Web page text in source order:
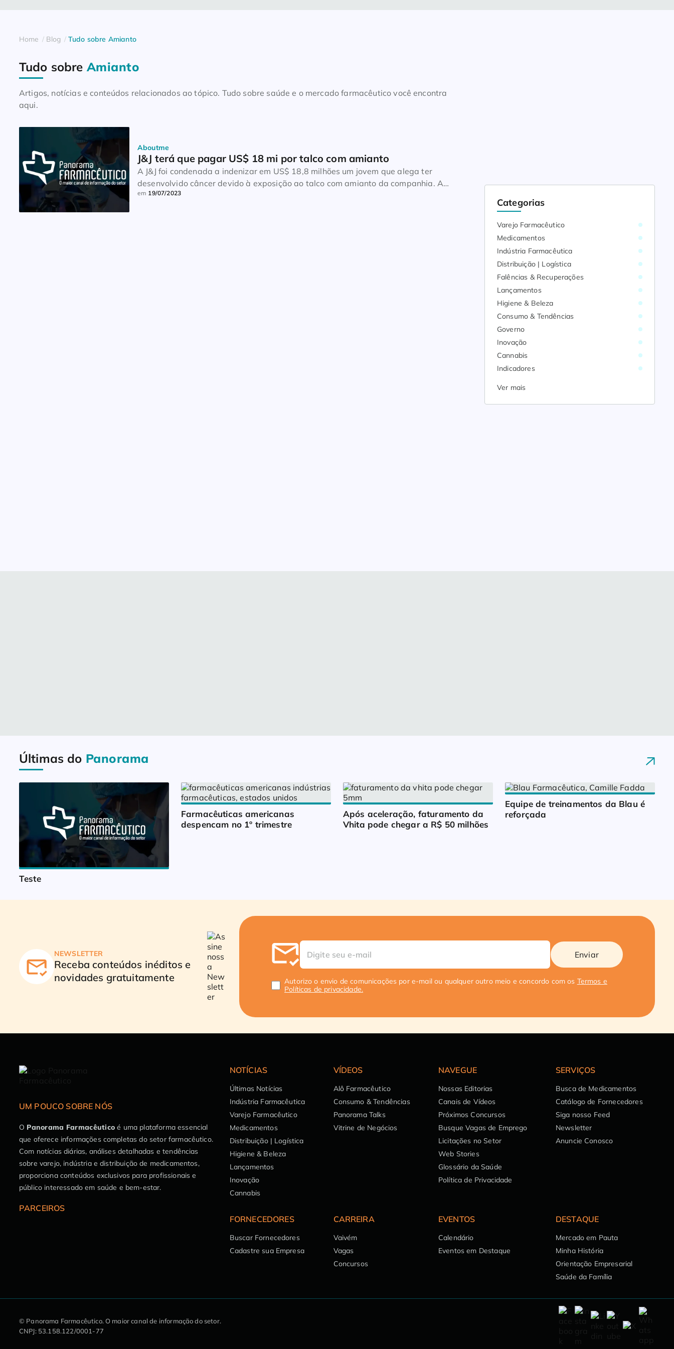
Home Blog Tudo sobre Amianto
Tudo sobre Amianto
Artigos, notícias e conteúdos relacionados ao tópico. Tudo sobre saúde e o mercado farmacêutico você encontra
aqui.
Aboutme
J&J terá que pagar US$ 18 mi por talco com amianto
A J&J foi condenada a indenizar em US$ 18,8 milhões um jovem que alega ter
desenvolvido câncer devido à exposição ao talco com amianto da companhia. A
decisão foi tomada por um júri na terça-feira, dia 18, em mais um revés para a
em 19/07/2023
Categorias
Varejo Farmacêutico
Medicamentos
Indústria Farmacêutica
Distribuição | Logística
Falências & Recuperações
Lançamentos
Higiene & Beleza
Consumo & Tendências
Governo
Inovação
Cannabis
Indicadores
Ver mais
Últimas do Panorama
Teste
Farmacêuticas americanas
despencam no 1º trimestre
Após aceleração, faturamento da
Vhita pode chegar a R$ 50 milhões
Equipe de treinamentos da Blau é
reforçada
NEWSLETTER
Receba conteúdos inéditos e
novidades gratuitamente
Enviar
Autorizo o envio de comunicações por e-mail ou qualquer outro meio e concordo com os Termos e
Políticas de privacidade.
UM POUCO SOBRE NÓS
O Panorama Farmacêutico é uma plataforma essencial
que oferece informações completas do setor farmacêutico.
Com notícias diárias, análises detalhadas e tendências
sobre varejo, indústria e distribuição de medicamentos,
proporciona conteúdos exclusivos para profissionais e
público interessado em saúde e bem-estar.
PARCEIROS
NOTÍCIAS
Últimas Notícias
Indústria Farmacêutica
Varejo Farmacêutico
Medicamentos
Distribuição | Logística
Higiene & Beleza
Lançamentos
Inovação
Cannabis
VÍDEOS
Alô Farmacêutico
Consumo & Tendências
Panorama Talks
Vitrine de Negócios
NAVEGUE
Nossas Editorias
Canais de Vídeos
Próximos Concursos
Busque Vagas de Emprego
Licitações no Setor
Web Stories
Glossário da Saúde
Política de Privacidade
SERVIÇOS
Busca de Medicamentos
Catálogo de Fornecedores
Siga nosso Feed
Newsletter
Anuncie Conosco
FORNECEDORES
Buscar Fornecedores
Cadastre sua Empresa
CARREIRA
Vaivém
Vagas
Concursos
EVENTOS
Calendário
Eventos em Destaque
DESTAQUE
Mercado em Pauta
Minha História
Orientação Empresarial
Saúde da Família
© Panorama Farmacêutico.O maior canal de informação do setor.
CNPJ: 53.158.122/0001-77
preferências a qualquer momento acessando nossapolítica de privacidade